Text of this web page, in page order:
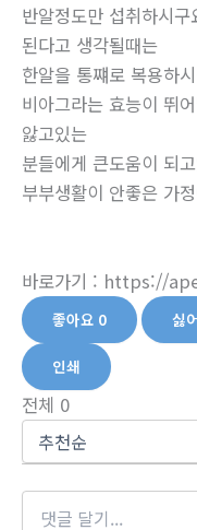
반알정도만 섭취하시
된다고 생각될때는
한알을 통쨰로 복용하
비아그라는 효능이 뛰
앓고있는
분들에게 큰도움이 되
부부생활이 안좋은 가
바로가기 : https://
좋아요 0 싫
인쇄
전체 0